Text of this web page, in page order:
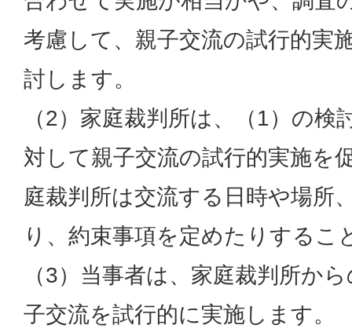
考慮して、親子交流の試行的実
討します。
（2）家庭裁判所は、（1）の
対して親子交流の試行的実施を
庭裁判所は交流する日時や場所
り、約束事項を定めたりするこ
（3）当事者は、家庭裁判所か
子交流を試行的に実施します。